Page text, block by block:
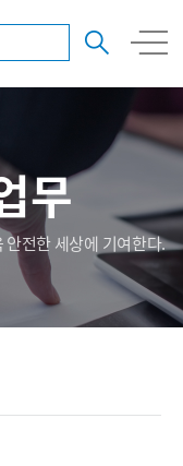
무
전한 세상에 기여한다.